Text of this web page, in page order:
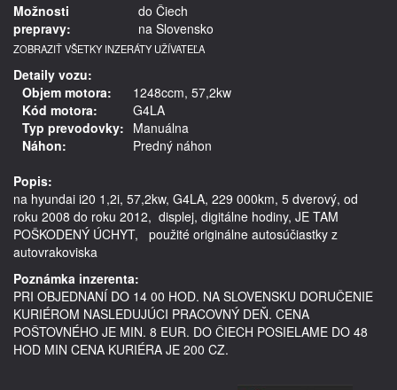
Možnosti
prepravy:
do Čiech
na Slovensko
ZOBRAZIŤ VŠETKY INZERÁTY UŽÍVATEĽA
Detaily vozu:
Objem motora:
1248ccm, 57,2kw
Kód motora:
G4LA
Typ prevodovky: Manuálna
Náhon:
Predný náhon
Popis:
na hyundai i20 1,2i, 57,2kw, G4LA, 229 000km, 5 dverový, od
roku 2008 do roku 2012,  displej, digitálne hodiny, JE TAM
POŠKODENÝ ÚCHYT,   použité originálne autosúčiastky z
Poznámka inzerenta:
PRI OBJEDNANÍ DO 14 00 HOD. NA SLOVENSKU DORUČENIE
KURIÉROM NASLEDUJÚCI PRACOVNÝ DEŇ. CENA
POŠTOVNÉHO JE MIN. 8 EUR. DO ČIECH POSIELAME DO 48
HOD MIN CENA KURIÉRA JE 200 CZ.